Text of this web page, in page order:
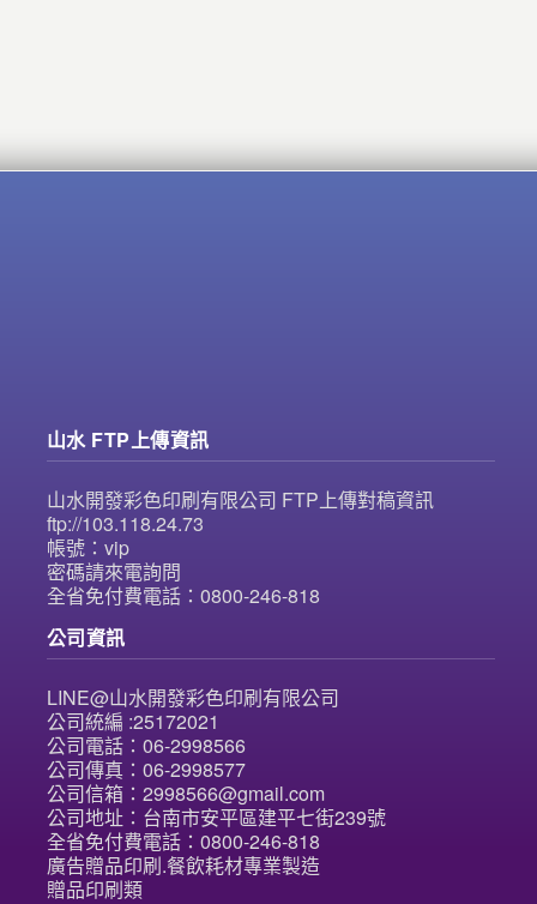
山水 FTP上傳資訊
山水開發彩色印刷有限公司 FTP上傳對稿資訊
ftp://103.118.24.73
帳號：vip
密碼請來電詢問
全省免付費電話：0800-246-818
公司資訊
LINE@山水開發彩色印刷有限公司
公司統編 :25172021
公司電話：06-2998566
公司傳真：06-2998577
公司信箱：2998566@gmail.com
公司地址：台南市安平區建平七街239號
全省免付費電話：0800-246-818
廣告贈品印刷.餐飲耗材專業製造
贈品印刷類